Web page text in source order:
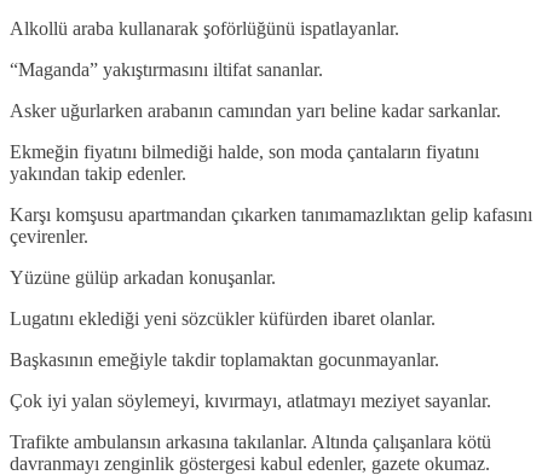
Alkollü araba kullanarak şoförlüğünü ispatlayanlar.
“Maganda” yakıştırmasını iltifat sananlar.
Asker uğurlarken arabanın camından yarı beline kadar sarkanlar.
Ekmeğin fiyatını bilmediği halde, son moda çantaların fiyatını
yakından takip edenler.
Karşı komşusu apartmandan çıkarken tanımamazlıktan gelip kafasını
çevirenler.
Yüzüne gülüp arkadan konuşanlar.
Lugatını eklediği yeni sözcükler küfürden ibaret olanlar.
Başkasının emeğiyle takdir toplamaktan gocunmayanlar.
Çok iyi yalan söylemeyi, kıvırmayı, atlatmayı meziyet sayanlar.
Trafikte ambulansın arkasına takılanlar. Altında çalışanlara kötü
davranmayı zenginlik göstergesi kabul edenler, gazete okumaz.